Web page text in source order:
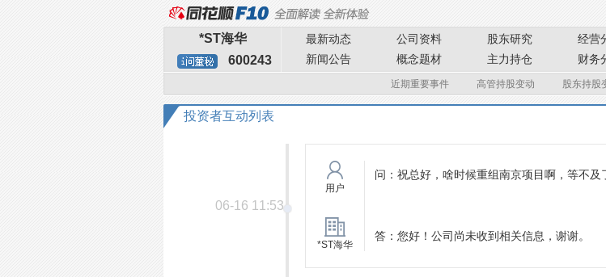
*ST海华
600243
最新动态 公司资料 股东研究 经营
新闻公告
概念题材 主力持仓 财务
近期重要事件 高管持股变动 股东持股
投资者互动列表
06-16 11:53
用户
问： 祝总好，啥时候重组南京项目啊，等不及
*ST海华
答： 您好！公司尚未收到相关信息，谢谢。